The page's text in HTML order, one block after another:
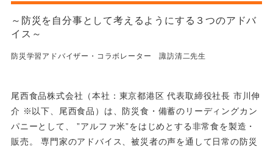
～防災を自分事として考えるようにする３つのアドバ
イス～
防災学習アドバイザー・コラボレーター 諏訪清二先生
尾西食品株式会社（本社：東京都港区 代表取締役社長 市川伸
介 ※以下、尾西食品）は、防災食・備蓄のリーディングカン
パニーとして、 ”アルファ米”をはじめとする非常食を製造・
販売。 専門家のアドバイス、被災者の声を通して日常の防災